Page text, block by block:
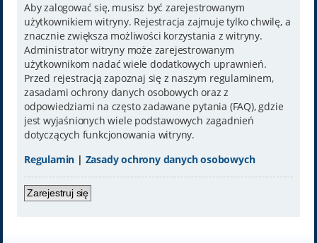
Aby zalogować się, musisz być zarejestrowanym
użytkownikiem witryny. Rejestracja zajmuje tylko chwilę, a
znacznie zwiększa możliwości korzystania z witryny.
Administrator witryny może zarejestrowanym
użytkownikom nadać wiele dodatkowych uprawnień.
Przed rejestracją zapoznaj się z naszym regulaminem,
zasadami ochrony danych osobowych oraz z
odpowiedziami na często zadawane pytania (FAQ), gdzie
jest wyjaśnionych wiele podstawowych zagadnień
dotyczących funkcjonowania witryny.
Regulamin | Zasady ochrony danych osobowych
Zarejestruj się